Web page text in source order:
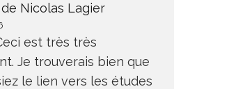
Nicolas Lagier
est très très
Je trouverais bien que
le lien vers les études